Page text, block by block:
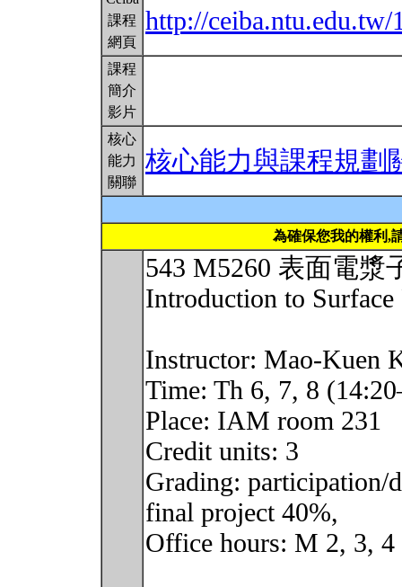
課程
網頁
http://
課程
簡介
影片
核心
能力
關聯
核心能力與課程規劃
為確保您我的權利,
543 M5260 表面電漿
Introduction to Surface
Instructor: Mao-Kuen
Time: Th 6, 7, 8
Place: IAM room 231
Credit units: 3
Grading: participation/
final project 40%,
Office hours: M 2, 3,